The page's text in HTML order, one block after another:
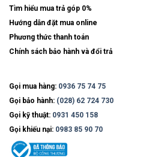
Tìm hiểu mua trả góp 0%
Hướng dẫn đặt mua online
Phương thức thanh toán
Chính sách bảo hành và đổi trả
Gọi mua hàng: 0936 75 74 75
Gọi bảo hành: (028) 62 724 730
Gọi kỹ thuật: 0931 450 158
Gọi khiếu nại: 0983 85 90 70